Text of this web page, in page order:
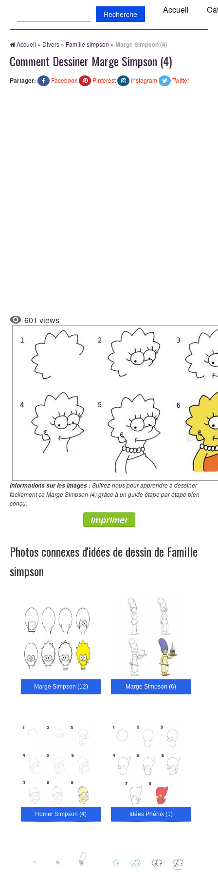
Accueil
Accueil » Divers » Famille simpson » Marge Simpson (4)
Comment Dessiner Marge Simpson (4)
Partager: Facebook Pinterest Instagram Twitter
601 views
Informations sur les images :Suivez-nous pour apprendre à dessiner
facilement ce Marge Simpson (4) grâce à un guide étape par étape bien
conçu.
Imprimer
Photos connexes d'idées de dessin de Famille
simpson
Marge Simpson (12) Marge Simpson (6)
Homer Simpson (4) Idées Phénix (1)